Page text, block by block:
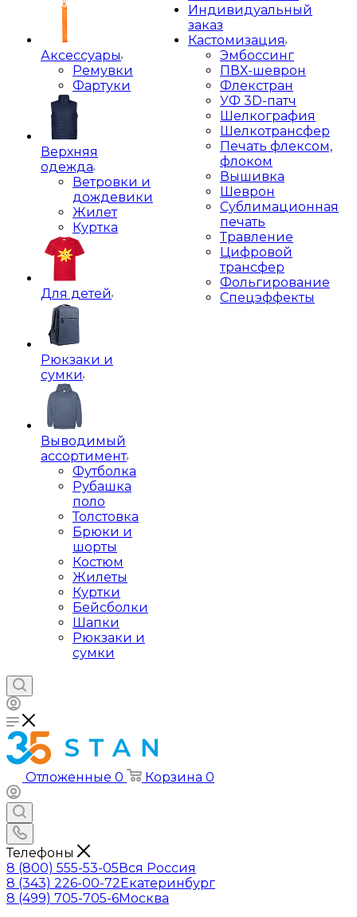
Аксессуары
Ремувки
Фартуки
Верхняя
одежда
Ветровки и
дождевики
Жилет
Куртка
Для детей
Рюкзаки и
сумки
Выводимый
ассортимент
Футболка
Рубашка
поло
Толстовка
Брюки и
шорты
Костюм
Жилеты
Куртки
Бейсболки
Шапки
Рюкзаки и
сумки
Индивидуальный
заказ
Кастомизация
Эмбоссинг
ПВХ-шеврон
Флекстран
УФ 3D-патч
Шелкография
Шелкотрансфер
Печать флексом,
флоком
Вышивка
Шеврон
Сублимационная
печать
Травление
Цифровой
трансфер
Фольгирование
Спецэффекты
Отложенные 0 Корзина 0
Телефоны
8 (800) 555-53-05Вся Россия
8 (343) 226-00-72Екатеринбург
8 (499) 705-705-6Москва